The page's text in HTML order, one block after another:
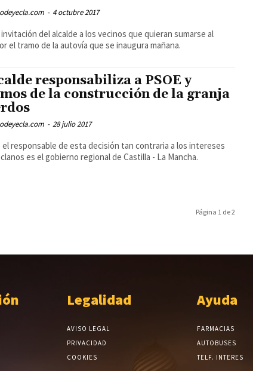
- 4 octubre 2017
invitación del alcalde a los vecinos que quieran sumarse al
el tramo de la autovía que se inaugura mañana.
responsabiliza a PSOE y
de la construcción de la granja
- 28 julio 2017
el responsable de esta decisión tan contraria a los intereses
es el gobierno regional de Castilla - La Mancha.
Página 1 de 2
Legalidad
AVISO LEGAL
PRIVACIDAD
COOKIES
Ayuda
FARMACIAS
AUTOBUSES
TELF. INTERES